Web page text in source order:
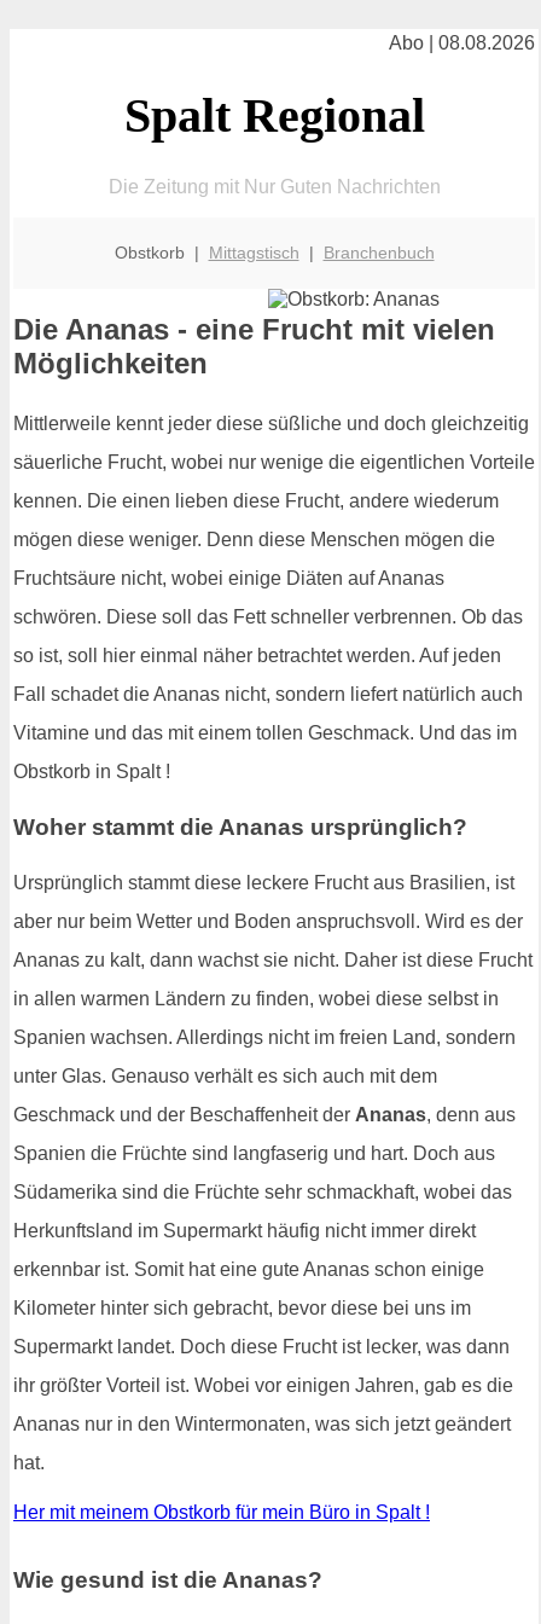
Abo | 08.08.2026
Spalt Regional
Die Zeitung mit Nur Guten Nachrichten
Obstkorb | Mittagstisch | Branchenbuch
Die Ananas - eine Frucht mit vielen
Möglichkeiten
Mittlerweile kennt jeder diese süßliche und doch gleichzeitig
säuerliche Frucht, wobei nur wenige die eigentlichen Vorteile
kennen. Die einen lieben diese Frucht, andere wiederum
mögen diese weniger. Denn diese Menschen mögen die
Fruchtsäure nicht, wobei einige Diäten auf Ananas
schwören. Diese soll das Fett schneller verbrennen. Ob das
so ist, soll hier einmal näher betrachtet werden. Auf jeden
Fall schadet die Ananas nicht, sondern liefert natürlich auch
Vitamine und das mit einem tollen Geschmack. Und das im
Obstkorb in Spalt !
Woher stammt die Ananas ursprünglich?
Ursprünglich stammt diese leckere Frucht aus Brasilien, ist
aber nur beim Wetter und Boden anspruchsvoll. Wird es der
Ananas zu kalt, dann wachst sie nicht. Daher ist diese Frucht
in allen warmen Ländern zu finden, wobei diese selbst in
Spanien wachsen. Allerdings nicht im freien Land, sondern
unter Glas. Genauso verhält es sich auch mit dem
Geschmack und der Beschaffenheit der Ananas, denn aus
Spanien die Früchte sind langfaserig und hart. Doch aus
Südamerika sind die Früchte sehr schmackhaft, wobei das
Herkunftsland im Supermarkt häufig nicht immer direkt
erkennbar ist. Somit hat eine gute Ananas schon einige
Kilometer hinter sich gebracht, bevor diese bei uns im
Supermarkt landet. Doch diese Frucht ist lecker, was dann
ihr größter Vorteil ist. Wobei vor einigen Jahren, gab es die
Ananas nur in den Wintermonaten, was sich jetzt geändert
hat.
Her mit meinem Obstkorb für mein Büro in Spalt !
Wie gesund ist die Ananas?